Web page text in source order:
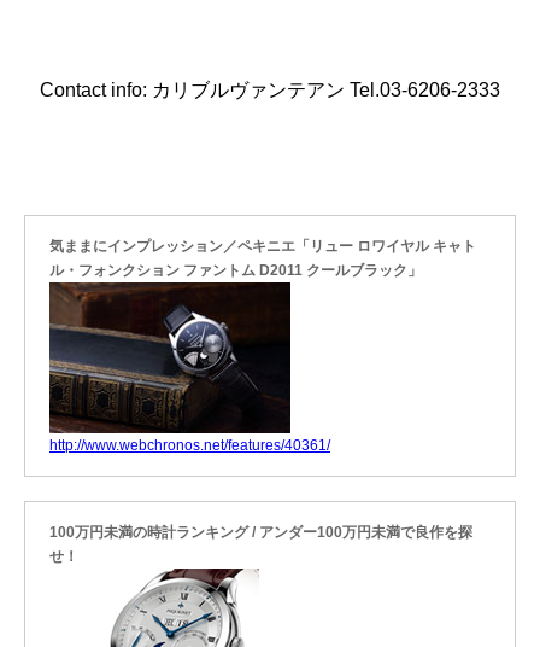
Contact info: カリブルヴァンテアン Tel.03-6206-2333
気ままにインプレッション／ペキニエ「リュー ロワイヤル キャト
ル・フォンクション ファントム D2011 クールブラック」
http://www.webchronos.net/features/40361/
100万円未満の時計ランキング / アンダー100万円未満で良作を探
せ！